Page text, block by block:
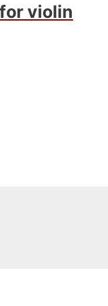
violin